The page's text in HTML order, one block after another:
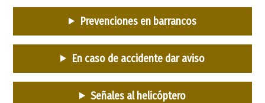
Prevenciones en barrancos
En caso de accidente dar aviso
Señales al helicóptero